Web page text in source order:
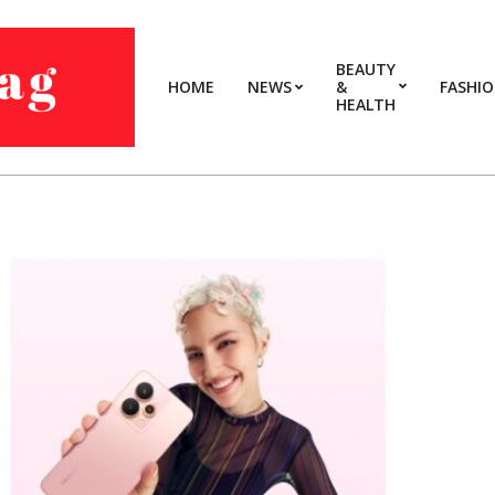
HOME NEWS
BEAUTY
&
HEALTH